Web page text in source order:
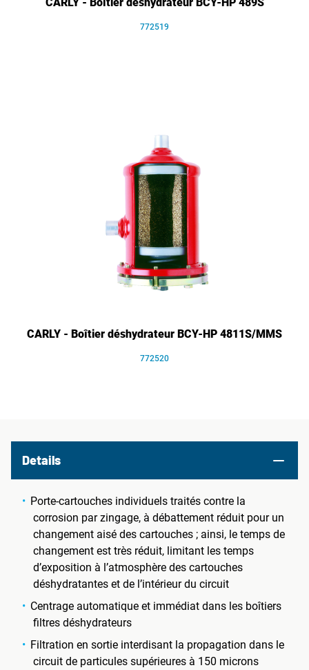
772519
CARLY - Boîtier déshydrateur BCY-HP 4811S/MMS
772520
Details
Porte-cartouches individuels traités contre la
corrosion par zingage, à débattement réduit pour un
changement aisé des cartouches ; ainsi, le temps de
changement est très réduit, limitant les temps
d’exposition à l’atmosphère des cartouches
déshydratantes et de l’intérieur du circuit
Centrage automatique et immédiat dans les boîtiers
filtres déshydrateurs
Filtration en sortie interdisant la propagation dans le
circuit de particules supérieures à 150 microns